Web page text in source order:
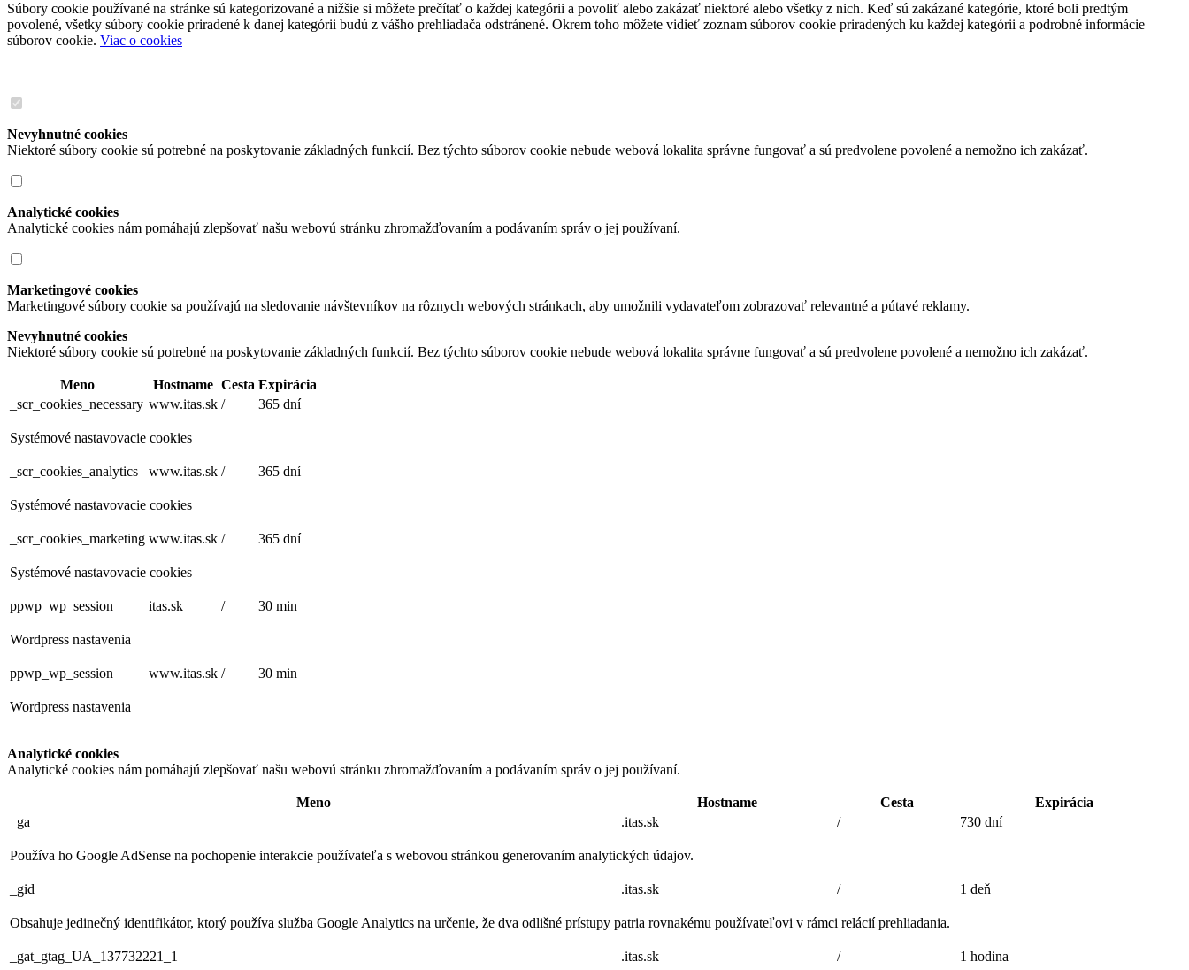
Súbory cookie používané na stránke sú kategorizované a nižšie si môžete prečítať o každej kategórii a povoliť alebo zakázať niektoré alebo všetky z nich. Keď sú zakázané kategórie, ktoré boli predtým
povolené, všetky súbory cookie priradené k danej kategórii budú z vášho prehliadača odstránené. Okrem toho môžete vidieť zoznam súborov cookie priradených ku každej kategórii a podrobné informácie
súborov cookie. Viac o cookies
Nevyhnutné cookies
Niektoré súbory cookie sú potrebné na poskytovanie základných funkcií. Bez týchto súborov cookie nebude webová lokalita správne fungovať a sú predvolene povolené a nemožno ich zakázať.
Analytické cookies
Analytické cookies nám pomáhajú zlepšovať našu webovú stránku zhromažďovaním a podávaním správ o jej používaní.
Marketingové cookies
Marketingové súbory cookie sa používajú na sledovanie návštevníkov na rôznych webových stránkach, aby umožnili vydavateľom zobrazovať relevantné a pútavé reklamy.
Nevyhnutné cookies
Niektoré súbory cookie sú potrebné na poskytovanie základných funkcií. Bez týchto súborov cookie nebude webová lokalita správne fungovať a sú predvolene povolené a nemožno ich zakázať.
Meno Hostname Cesta Expirácia
_scr_cookies_necessary www.itas.sk / 365 dní
Systémové nastavovacie cookies
_scr_cookies_analytics www.itas.sk / 365 dní
Systémové nastavovacie cookies
_scr_cookies_marketing www.itas.sk / 365 dní
Systémové nastavovacie cookies
ppwp_wp_session itas.sk / 30 min
Wordpress nastavenia
ppwp_wp_session www.itas.sk / 30 min
Wordpress nastavenia
Analytické cookies
Analytické cookies nám pomáhajú zlepšovať našu webovú stránku zhromažďovaním a podávaním správ o jej používaní.
Meno Hostname Cesta
Expirácia
_ga
.itas.sk / 730 dní
Používa ho Google AdSense na pochopenie interakcie používateľa s webovou stránkou generovaním analytických údajov.
_gid .itas.sk / 1 deň
Obsahuje jedinečný identifikátor, ktorý používa služba Google Analytics na určenie, že dva odlišné prístupy patria rovnakému používateľovi v rámci relácií prehliadania.
_gat_gtag_UA_137732221_1 .itas.sk / 1 hodina